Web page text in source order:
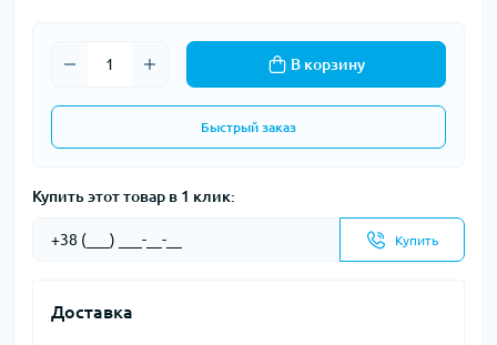
В корзину
Быстрый заказ
Купить этот товар в 1 клик:
Купить
Доставка